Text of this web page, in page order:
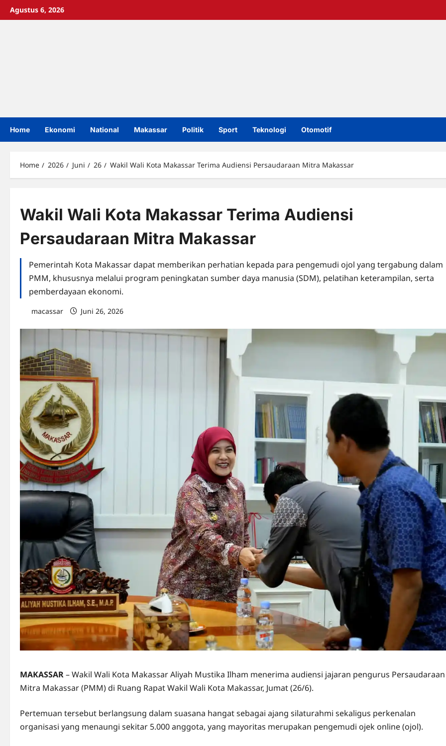
SkipAgustus 6, 2026
Home Ekonomi National Makassar Politik Sport Teknologi Otomotif
Home 2026 Juni 26 Wakil Wali Kota Makassar Terima Audiensi Persaudaraan Mitra Makassar
Wakil Wali Kota Makassar Terima Audiensi
Persaudaraan Mitra Makassar
Pemerintah Kota Makassar dapat memberikan perhatian kepada para pengemudi ojol yang tergabung dalam
PMM, khususnya melalui program peningkatan sumber daya manusia (SDM), pelatihan keterampilan, serta
pemberdayaan ekonomi.
macassar Juni 26, 2026
MAKASSAR– Wakil Wali Kota Makassar Aliyah Mustika Ilham menerima audiensi jajaran pengurus Persaudaraan
Mitra Makassar (PMM) di Ruang Rapat Wakil Wali Kota Makassar, Jumat (26/6).
Pertemuan tersebut berlangsung dalam suasana hangat sebagai ajang silaturahmi sekaligus perkenalan
organisasi yang menaungi sekitar 5.000 anggota, yang mayoritas merupakan pengemudi ojek online (ojol).